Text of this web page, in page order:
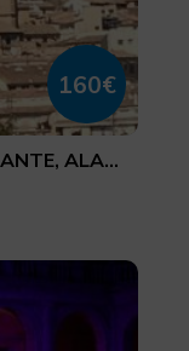
160€
ALICANTE